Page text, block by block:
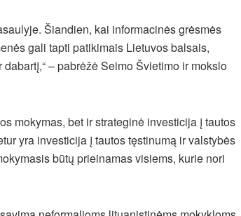
Šiandien, kai informacinės grėsmės
gali tapti patikimais Lietuvos balsais,
– pabrėžė Seimo Švietimo ir mokslo
mokymas, bet ir strateginė investicija į tautos
yra investicija į tautos tęstinumą ir valstybės
būtų prieinamas visiems, kurie nori